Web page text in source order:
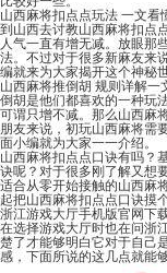
山西麻将扣点点玩法 一文看
到山西去讨教山西麻将扣点
人气一直有增无减。放眼那
法。不过对于很多新麻友来
编就来为大家揭开这个神秘
山西麻将推倒胡 规则详解一
倒胡是他们都喜欢的一种玩
可谓只增不减。那么山西麻
朋友来说，初玩山西麻将需
面小编就为大家一一介绍。
山西麻将扣点点口诀有吗？
诀呢？对于很多刚了解又想
适合从零开始接触的山西麻
起把山西麻将扣点点口诀摸
浙江游戏大厅手机版官网下
在选择游戏大厅时也在问浙
楚了才能够明白它对于自己
感，下面所说的这几点就能